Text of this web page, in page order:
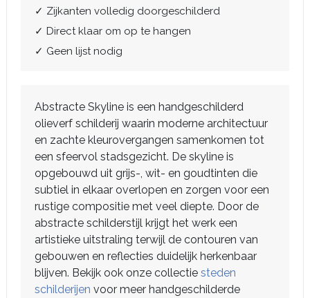
✓ Zijkanten volledig doorgeschilderd
✓ Direct klaar om op te hangen
✓ Geen lijst nodig
Abstracte Skyline is een handgeschilderd
olieverf schilderij waarin moderne architectuur
en zachte kleurovergangen samenkomen tot
een sfeervol stadsgezicht. De skyline is
opgebouwd uit grijs-, wit- en goudtinten die
subtiel in elkaar overlopen en zorgen voor een
rustige compositie met veel diepte. Door de
abstracte schilderstijl krijgt het werk een
artistieke uitstraling terwijl de contouren van
gebouwen en reflecties duidelijk herkenbaar
blijven. Bekijk ook onze collectie steden
schilderijen voor meer handgeschilderde